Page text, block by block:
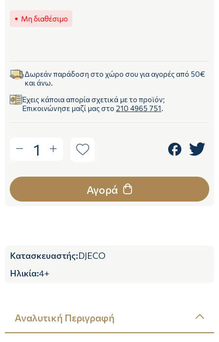
Μη διαθέσιμο
Δωρεάν παράδοση στο χώρο σου για αγορές από 50€
και άνω.
Έχεις κάποια απορία σχετικά με το προϊόν;
Επικοινώνησε μαζί μας στο 210 4965 751.
1
Αγορά
Κατασκευαστής:DJECO
Ηλικία:4+
Αναλυτική Περιγραφή